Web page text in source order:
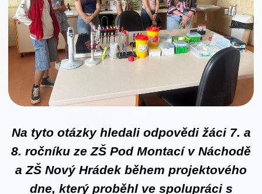
Na tyto otázky hledali odpovědi žáci 7. a
8. ročníku ze ZŠ Pod Montací v Náchodě
a ZŠ Nový Hrádek během projektového
dne, který proběhl ve spolupráci s